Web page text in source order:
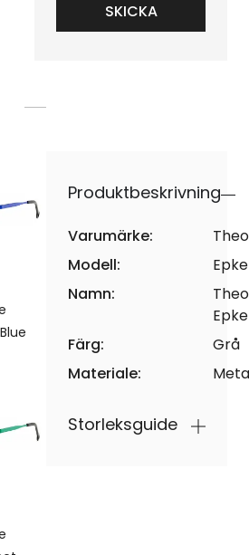
Produktbeskrivning
Varumärke:
Theo
Modell:
Epke
Namn:
Theo
Epke
Färg:
Grå
Materiale:
Storleksguide